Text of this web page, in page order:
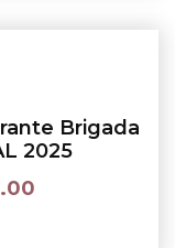
Brigada
2025